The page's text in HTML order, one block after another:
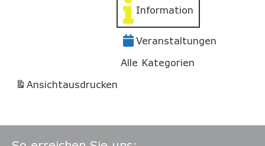
Information
Veranstaltungen
Alle Kategorien
Ansichtausdrucken